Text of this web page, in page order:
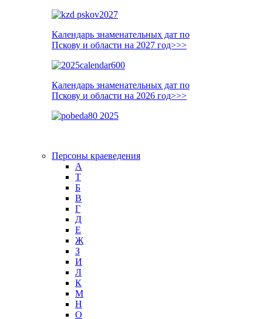
Календарь знаменательных дат по
Пскову и области на 2027 год>>>
Календарь знаменательных дат по
Пскову и области на 2026 год>>>
Персоны краеведения
А
T
Б
В
Г
Д
Е
Ж
З
И
Л
К
М
Н
О